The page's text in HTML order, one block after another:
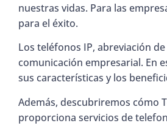
nuestras vidas. Para las
para el éxito.
Los teléfonos IP, abreviación
comunicación empresarial. En
sus características y los
Además, descubriremos cómo
proporciona servicios de